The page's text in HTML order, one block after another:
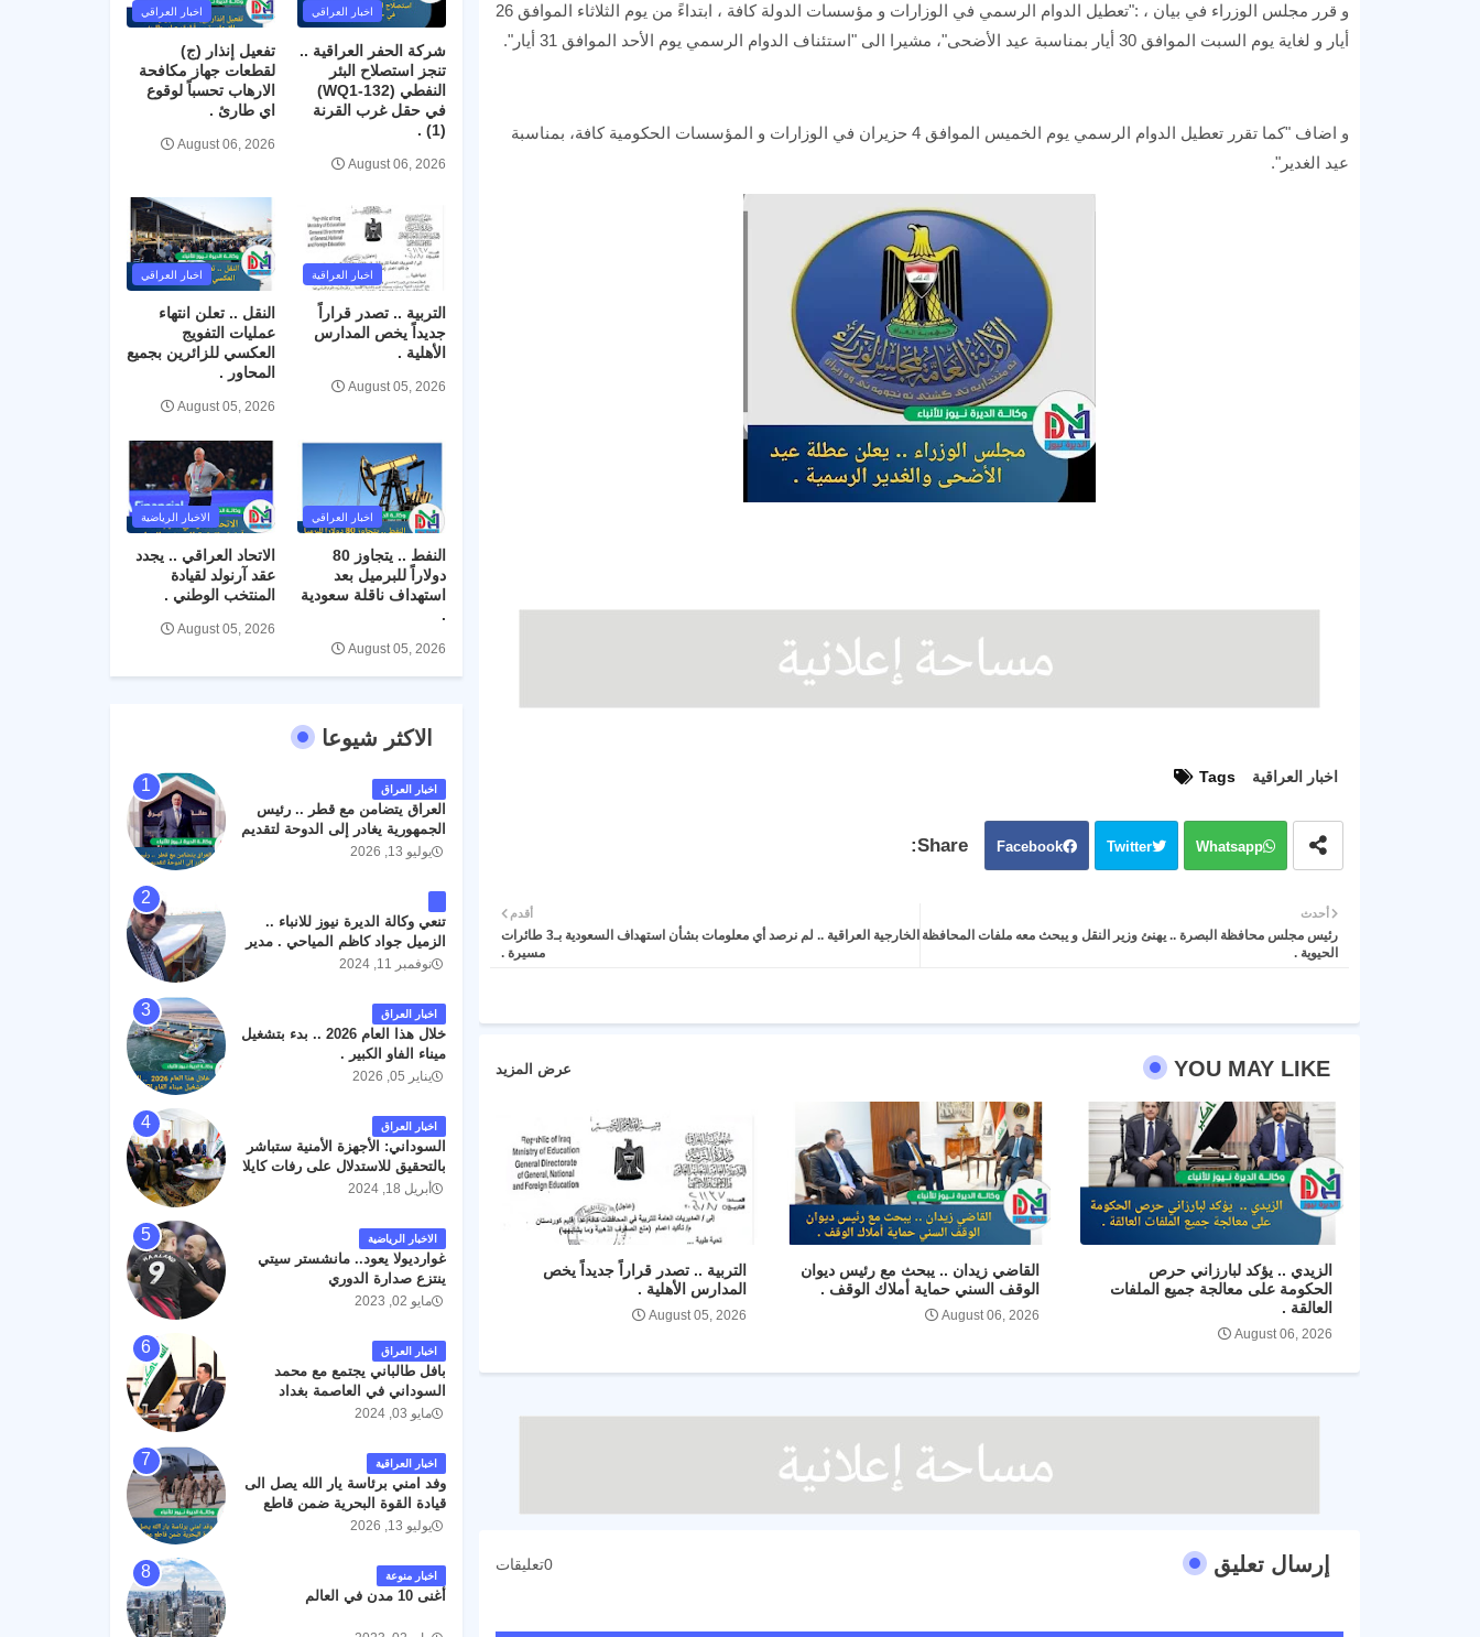
و قرر ‏مجلس الوزراء في بيان ، :"تعطيل الدوام الرسمي في الوزارات و مؤسسات الدولة كافة ، ابتداءً من يوم الثلاثاء الموافق 26
أيار و لغاية يوم السبت الموافق 30 أيار بمناسبة عيد الأضحى"، مشيرا الى "استئناف الدوام الرسمي يوم الأحد الموافق 31 أيار".
‏و اضاف "كما تقرر تعطيل الدوام الرسمي يوم الخميس الموافق 4 حزيران في الوزارات و المؤسسات الحكومية كافة، بمناسبة
عيد الغدير".
Tags اخبار العراقية
Facebook Twitter Whatsapp
أحدث
رئيس مجلس محافظة البصرة .. يهنئ وزير النقل و يبحث معه ملفات المحافظة
الحيوية .
أقدم
الخارجية العراقية .. لم نرصد أي معلومات بشأن استهداف السعودية بـ3 طائرات
مسيرة .
YOU MAY LIKE عرض المزيد
الزيدي .. يؤكد لبارزاني حرص
الحكومة على معالجة جميع الملفات
العالقة .
August 06, 2026
القاضي زيدان .. يبحث مع رئيس ديوان
الوقف السني حماية أملاك الوقف .
August 06, 2026
التربية .. تصدر قراراً جديداً يخص
المدارس الأهلية .
August 05, 2026
إرسال تعليق 0تعليقات
اخبار العراقي
شركة الحفر العراقية ..
تنجز استصلاح البئر
النفطي (WQ1-132)
في حقل غرب القرنة
(1) .
August 06, 2026
اخبار العراقي
تفعيل إنذار (ج)
لقطعات جهاز مكافحة
الارهاب تحسباً لوقوع
اي طارئ .
August 06, 2026
اخبار العراقية
التربية .. تصدر قراراً
جديداً يخص المدارس
الأهلية .
August 05, 2026
اخبار العراقي
النقل .. تعلن انتهاء
عمليات التفويج
العكسي للزائرين بجميع
المحاور .
August 05, 2026
اخبار العراقي
النفط .. يتجاوز 80
دولاراً للبرميل بعد
استهداف ناقلة سعودية
.
August 05, 2026
الاخبار الرياضية
الاتحاد العراقي .. يجدد
عقد آرنولد لقيادة
المنتخب الوطني .
August 05, 2026
الاكثر شيوعا
اخبار العراق
العراق يتضامن مع قطر .. رئيس
الجمهورية يغادر إلى الدوحة لتقديم
واجب العزاء .
يوليو 13, 2026
تنعي وكالة الديرة نيوز للانباء ..
الزميل جواد كاظم المياحي . مدير
الخطوط الجوية العراقية السابق
البصرة الدولي اليوم الاثنين على
الطريق المؤدي من البوابة
الرئيسة الى صالة المسافرين .
حيث كان سبب الحادث يعود
لتصادم عجلته مع عجلة نوع كيا بنكو
مطار البصرة الدولي . سائلين الله
عز وجل ان يتغمد الفقيد بواسع
رحمته ، و انا لله وانا اليه راجعون .
نوفمبر 11, 2024
اخبار العراق
خلال هذا العام 2026 .. بدء بتشغيل
ميناء الفاو الكبير .
يناير 05, 2026
اخبار العراق
السوداني: الأجهزة الأمنية ستباشر
بالتحقيق للاستدلال على رفات كايلا
مولرأبريل 18, 2024
الاخبار الرياضية
غوارديولا يعود.. مانشستر سيتي
ينتزع صدارة الدوري
مايو 02, 2023
اخبار العراق
بافل طالباني يجتمع مع محمد
السوداني في العاصمة بغداد
مايو 03, 2024
اخبار العراقية
وفد امني برئاسة يار الله يصل الى
قيادة القوة البحرية ضمن قاطع
عمليات البصرة .
يوليو 13, 2026
اخبار منوعة
أغنى 10 مدن في العالم